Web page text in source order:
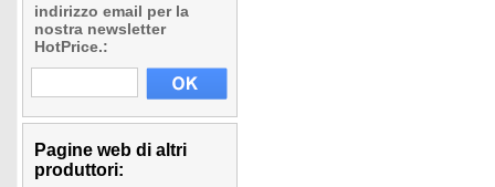
indirizzo email per la
nostra newsletter
HotPrice.:
Pagine web di altri
produttori: